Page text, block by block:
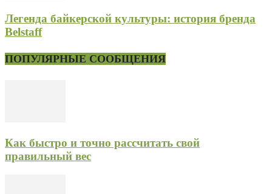
Легенда байкерской культуры: история бренда
Belstaff
ПОПУЛЯРНЫЕ СООБЩЕНИЯ
Как быстро и точно рассчитать свой
правильный вес